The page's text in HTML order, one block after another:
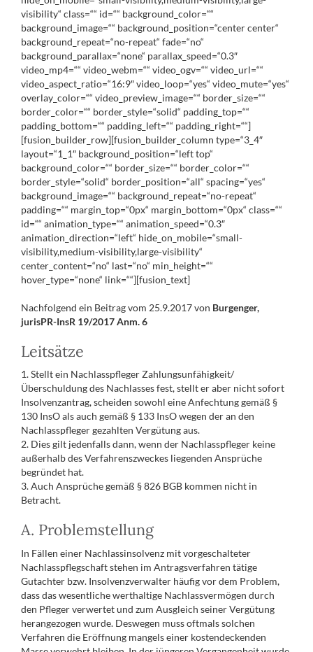
visibility“ class=““ id=““ background_color=““
background_image=““ background_position=“center center“
background_repeat=“no-repeat“ fade=“no“
background_parallax=“none“ parallax_speed=“0.3″
video_mp4=““ video_webm=““ video_ogv=““ video_url=““
video_aspect_ratio=“16:9″ video_loop=“yes“ video_mute=“yes“
overlay_color=““ video_preview_image=““ border_size=““
border_color=““ border_style=“solid“ padding_top=““
padding_bottom=““ padding_left=““ padding_right=““]
[fusion_builder_row][fusion_builder_column type=“3_4″
layout=“1_1″ background_position=“left top“
background_color=““ border_size=““ border_color=““
border_style=“solid“ border_position=“all“ spacing=“yes“
background_image=““ background_repeat=“no-repeat“
padding=““ margin_top=“0px“ margin_bottom=“0px“ class=““
id=““ animation_type=““ animation_speed=“0.3″
animation_direction=“left“ hide_on_mobile=“small-
visibility,medium-visibility,large-visibility“
center_content=“no“ last=“no“ min_height=““
hover_type=“none“ link=““][fusion_text]
Nachfolgend ein Beitrag vom 25.9.2017 von Burgenger,
jurisPR-InsR 19/2017 Anm. 6
Leitsätze
1. Stellt ein Nachlasspfleger Zahlungsunfähigkeit/
Überschuldung des Nachlasses fest, stellt er aber nicht sofort
Insolvenzantrag, scheiden sowohl eine Anfechtung gemäß §
130 InsO als auch gemäß § 133 InsO wegen der an den
Nachlasspfleger gezahlten Vergütung aus.
2. Dies gilt jedenfalls dann, wenn der Nachlasspfleger keine
außerhalb des Verfahrenszweckes liegenden Ansprüche
begründet hat.
3. Auch Ansprüche gemäß § 826 BGB kommen nicht in
Betracht.
A. Problemstellung
In Fällen einer Nachlassinsolvenz mit vorgeschalteter
Nachlasspflegschaft stehen im Antragsverfahren tätige
Gutachter bzw. Insolvenzverwalter häufig vor dem Problem,
dass das wesentliche werthaltige Nachlassvermögen durch
den Pfleger verwertet und zum Ausgleich seiner Vergütung
herangezogen wurde. Deswegen muss oftmals solchen
Verfahren die Eröffnung mangels einer kostendeckenden